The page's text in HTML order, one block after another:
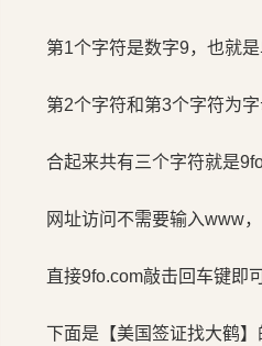
第1个字符是数字9，也就
第2个字符和第3个字符为
合起来共有三个字符就是
网址访问不需要输入www，
直接9fo.com敲击回车键即
下面是【美国签证找大鹤】